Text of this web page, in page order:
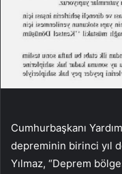
Cumhurbaşkanı
depreminin birinci yıl
Yılmaz, “Deprem